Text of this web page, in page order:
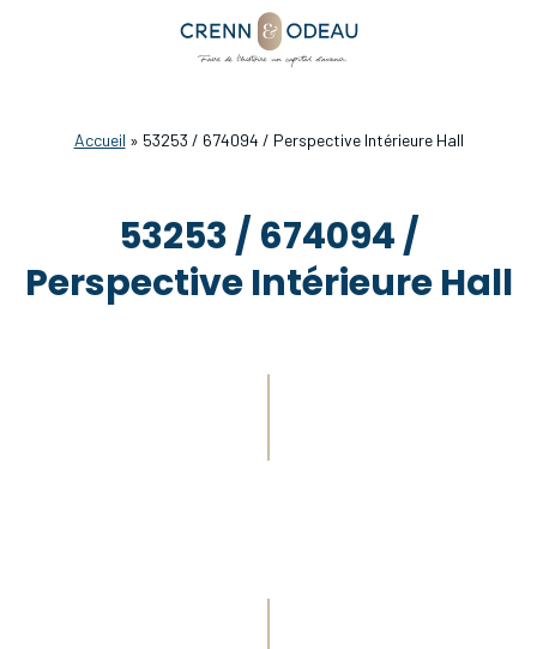
Accueil » 53253 / 674094 / Perspective Intérieure Hall
53253 / 674094 /
Perspective Intérieure Hall